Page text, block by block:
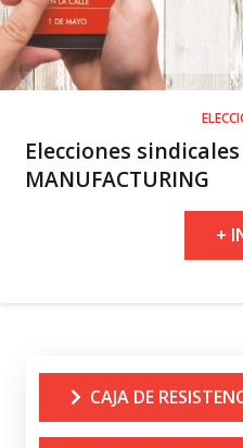
Elecciones sindicales
MANUFACTURING
+
CAJA DE